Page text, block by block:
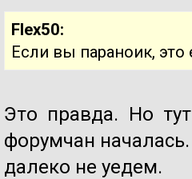
Flex50:
Если вы параноик, это
Это правда. Но
форумчан
далеко не уедем.